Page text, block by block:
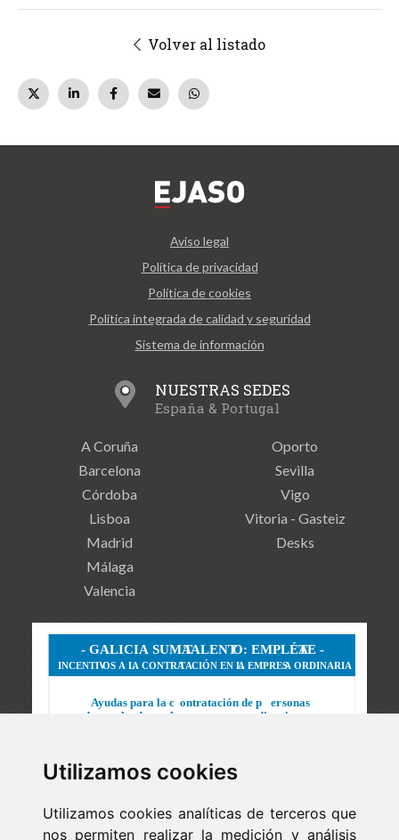
Utilizamos cookies
Utilizamos cookies analíticas de terceros que
nos permiten realizar la medición y análisis
Volver al listado
Aviso legal
Política de privacidad
Política de cookies
Política integrada de calidad y seguridad
Sistema de información
NUESTRAS SEDES
España & Portugal
A Coruña
Barcelona
Córdoba
Lisboa
Madrid
Málaga
Valencia
Oporto
Sevilla
Vigo
Vitoria - Gasteiz
Desks